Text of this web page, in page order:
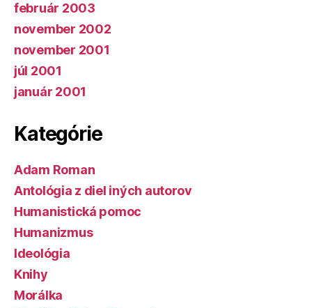
február 2003
november 2002
november 2001
júl 2001
január 2001
Kategórie
Adam Roman
Antológia z diel iných autorov
Humanistická pomoc
Humanizmus
Ideológia
Knihy
Morálka